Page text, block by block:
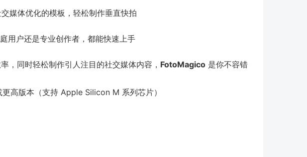
交媒体优化的模板，轻松制作垂直快拍
庭用户还是专业创作者，都能快速上手
，同时轻松制作引人注目的社交媒体内容， FotoMagico 是你不容错
高版本（支持 Apple Silicon M 系列芯片）